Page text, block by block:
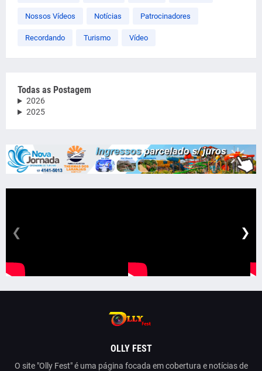
Nossos Vídeos Notícias Patrocinadores
Recordando Turismo Vídeo
Todas as Postagem
2026
2025
❮ ❯
OLLY FEST
O site "Olly Fest" é uma página focada em cobertura e notícias de